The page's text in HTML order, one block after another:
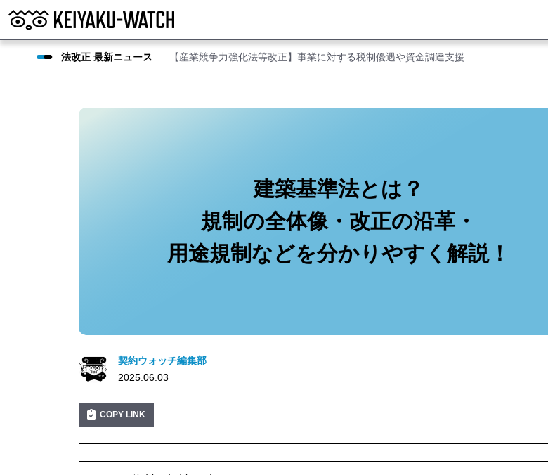
法改正 最新ニュース 【産業競争力強化法等改正】事業に対する税制優遇や資金調達支援
建築基準法とは？
規制の全体像・改正の沿革・
用途規制などを分かりやすく解説！
契約ウォッチ編集部
2025.06.03
COPY LINK